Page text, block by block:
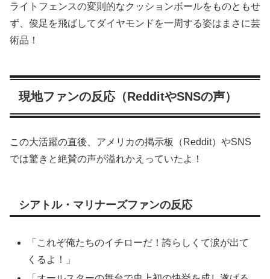
ライトフェンスの変則的なクッションボールをものともせ
ず、俊足を飛ばしてダイヤモンドを一周する姿はまさに芸
術品！
現地ファンの反応（RedditやSNSの声）
この大活躍の直後、アメリカの掲示板（Reddit）やSNS
では驚きと絶賛の声が溢れかえっていたよ！
シアトル・マリナーズファンの反応
「これぞ俺たちのイチローだ！誇らしくて涙が出て
くるよ！」